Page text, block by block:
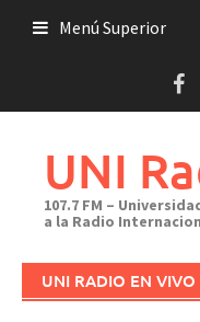
Menú Superior
UNI
107.7 FM –
a la Radio
UNI RADIO EN VIVO